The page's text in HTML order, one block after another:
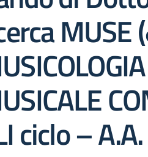
MUSE
ciclo –